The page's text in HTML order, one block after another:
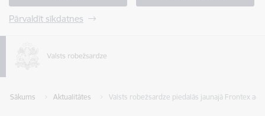
Pārvaldīt sīkdatnes
Sākums Aktualitātes Valsts robežsardze piedalās jaunajā Frontex